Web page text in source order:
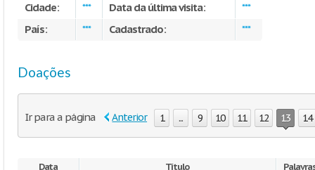
Cidade: *** Data da última visita: ***
País: *** Cadastrado: ***
Doações
Ir para a página Anterior 1 ... 9 10 11 12 13 14
Data Título